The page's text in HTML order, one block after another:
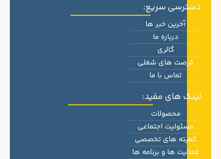
دسترسی سریع:
آخرین خبر ها
درباره ما
گالری
فرصت های شغلی
تماس با ما
لینک های مفید:
محصولات
مسئولیت اجتماعی
کمیته های تخصصی
فعالیت ها و برنامه ها